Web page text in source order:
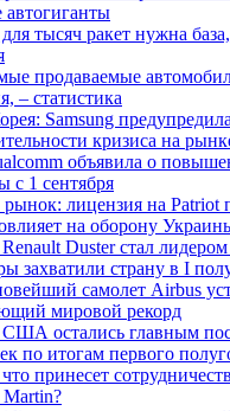
автогиганты
тысяч ракет нужна
продаваемые
– статистика
Samsung
кризиса на
объявила о
с 1 сентября
лицензия на Patriot
на оборону
Duster стал
захватили страну в I
самолет Airbus
мировой рекорд
США остались главным
по итогам первого
принесет